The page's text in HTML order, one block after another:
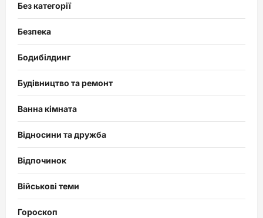
Без категорії
Безпека
Бодибілдинг
Будівництво та ремонт
Ванна кімната
Відносини та дружба
Відпочинок
Військові теми
Гороскоп